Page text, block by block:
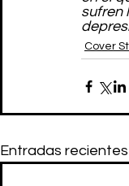
sufren
Cover
Entradas recientes